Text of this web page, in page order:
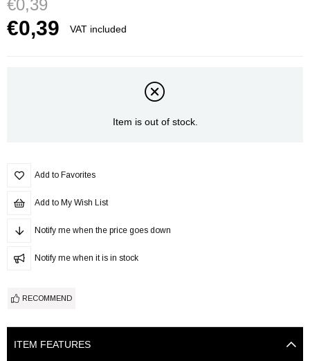
€0,39
VAT included
€0,39
Item is out of stock.
Add to Favorites
Add to My Wish List
Notify me when the price goes down
Notify me when it is in stock
RECOMMEND
ITEM FEATURES